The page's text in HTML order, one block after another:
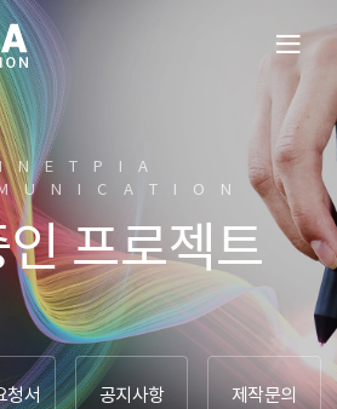
프로젝트
청서 공지사항 제작문의
전
뉴
열
기